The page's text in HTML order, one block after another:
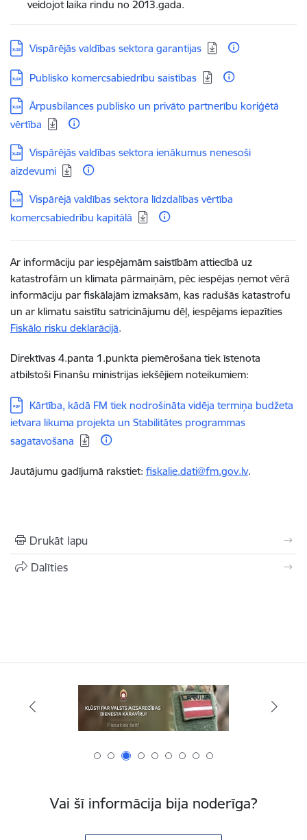
veidojot laika rindu no 2013.gada.
Lejupielādēt:
Vispārējās valdības sektora garantijas
Lejupielādēt:
Publisko komercsabiedrību saistības
Lejupielādēt:
Ārpusbilances publisko un privāto partnerību koriģētā
vērtība
Lejupielādēt:
Vispārējās valdības sektora ienākumus nenesoši
aizdevumi
Lejupielādēt:
Vispārējā valdības sektora līdzdalības vērtība
komercsabiedrību kapitālā
Ar informāciju par iespējamām saistībām attiecībā uz
katastrofām un klimata pārmaiņām, pēc iespējas ņemot vērā
informāciju par fiskālajām izmaksām, kas radušās katastrofu
un ar klimatu saistītu satricinājumu dēļ, iespējams iepazīties
Fiskālo risku deklarācijā.
Direktīvas 4.panta 1.punkta piemērošana tiek īstenota
atbilstoši Finanšu ministrijas iekšējiem noteikumiem:
Lejupielādēt:
Kārtība, kādā FM tiek nodrošināta vidēja termiņa budžeta
ietvara likuma projekta un Stabilitātes programmas
sagatavošana
Jautājumu gadījumā rakstiet: fiskalie.dati@fm.gov.lv.
Drukāt lapu
Dalīties
Vai šī informācija bija noderīga?